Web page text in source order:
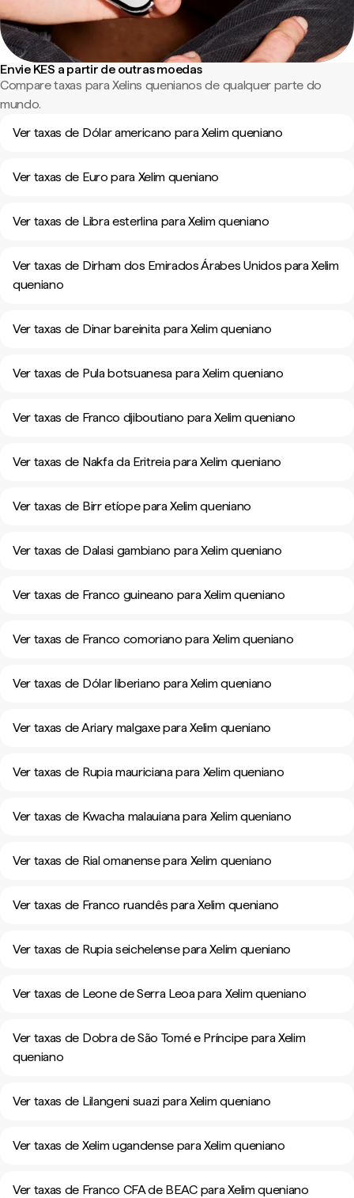
Envie KES a partir de outras moedas
Compare taxas para Xelins quenianos de qualquer parte do
mundo.
Ver taxas de Dólar americano para Xelim queniano
Ver taxas de Euro para Xelim queniano
Ver taxas de Libra esterlina para Xelim queniano
Ver taxas de Dirham dos Emirados Árabes Unidos para Xelim
queniano
Ver taxas de Dinar bareinita para Xelim queniano
Ver taxas de Pula botsuanesa para Xelim queniano
Ver taxas de Franco djiboutiano para Xelim queniano
Ver taxas de Nakfa da Eritreia para Xelim queniano
Ver taxas de Birr etíope para Xelim queniano
Ver taxas de Dalasi gambiano para Xelim queniano
Ver taxas de Franco guineano para Xelim queniano
Ver taxas de Franco comoriano para Xelim queniano
Ver taxas de Dólar liberiano para Xelim queniano
Ver taxas de Ariary malgaxe para Xelim queniano
Ver taxas de Rupia mauriciana para Xelim queniano
Ver taxas de Kwacha malauiana para Xelim queniano
Ver taxas de Rial omanense para Xelim queniano
Ver taxas de Franco ruandês para Xelim queniano
Ver taxas de Rupia seichelense para Xelim queniano
Ver taxas de Leone de Serra Leoa para Xelim queniano
Ver taxas de Dobra de São Tomé e Príncipe para Xelim
queniano
Ver taxas de Lilangeni suazi para Xelim queniano
Ver taxas de Xelim ugandense para Xelim queniano
Ver taxas de Franco CFA de BEAC para Xelim queniano